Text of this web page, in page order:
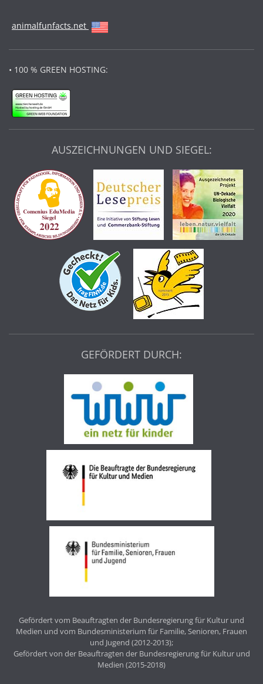
animalfunfacts.net
• 100 % GREEN HOSTING:
AUSZEICHNUNGEN UND SIEGEL:
GEFÖRDERT DURCH:
Gefördert vom Beauftragten der Bundesregierung für Kultur und
Medien und vom Bundesministerium für Familie, Senioren, Frauen
und Jugend (2012-2013);
Gefördert von der Beauftragten der Bundesregierung für Kultur und
Medien (2015-2018)